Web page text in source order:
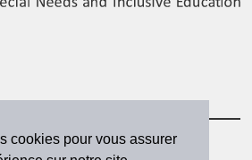
cookies pour vous assurer